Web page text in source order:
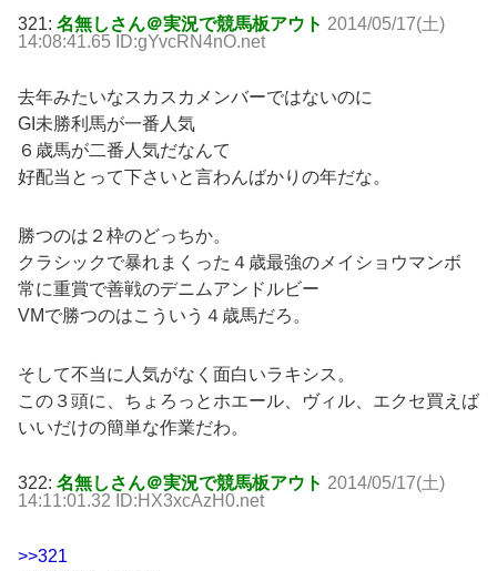
321: 名無しさん＠実況で競馬板アウト 2014/05/17(土)
14:08:41.65 ID:gYvcRN4nO.net
去年みたいなスカスカメンバーではないのに
GI未勝利馬が一番人気
６歳馬が二番人気だなんて
好配当とって下さいと言わんばかりの年だな。
勝つのは２枠のどっちか。
クラシックで暴れまくった４歳最強のメイショウマンボ
常に重賞で善戦のデニムアンドルビー
VMで勝つのはこういう４歳馬だろ。
そして不当に人気がなく面白いラキシス。
この３頭に、ちょろっとホエール、ヴィル、エクセ買えば
いいだけの簡単な作業だわ。
322: 名無しさん＠実況で競馬板アウト 2014/05/17(土)
14:11:01.32 ID:HX3xcAzH0.net
>>321